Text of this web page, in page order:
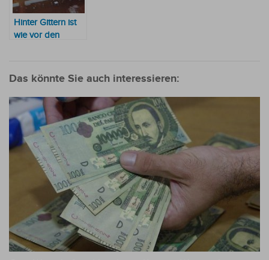
Hinter Gittern ist
wie vor den
Das könnte Sie auch interessieren: